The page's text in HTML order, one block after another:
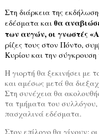
Στη διάρκεια της
εδέσματα καιθα
των αυγών, οι γνωστές
ρίζες τους στον Πόντο,
Κυρίου και την
Η γιορτή θα ξεκινήσει με
και αμέσως μετά θα
Στη συνέχεια θα
τα τμήματα του συλλόγου,
πασχαλινά εδέσματα.
Στον επίλογο θα γίνουν: